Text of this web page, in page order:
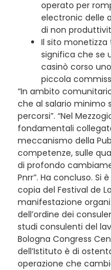
operato per
electronic delle
di non
Il sito
significa che se
casinò corso
piccola
“In ambito
che al salario minimo
percorsi”. “Nel
fondamentali
meccanismo della
competenze, sulle
di profondo
Pnrr”. Ha concluso.
copia del Festival de
manifestazione
dell’ordine dei
studi consulenti del
Bologna Congress
dell’Istituto è di
operazione che